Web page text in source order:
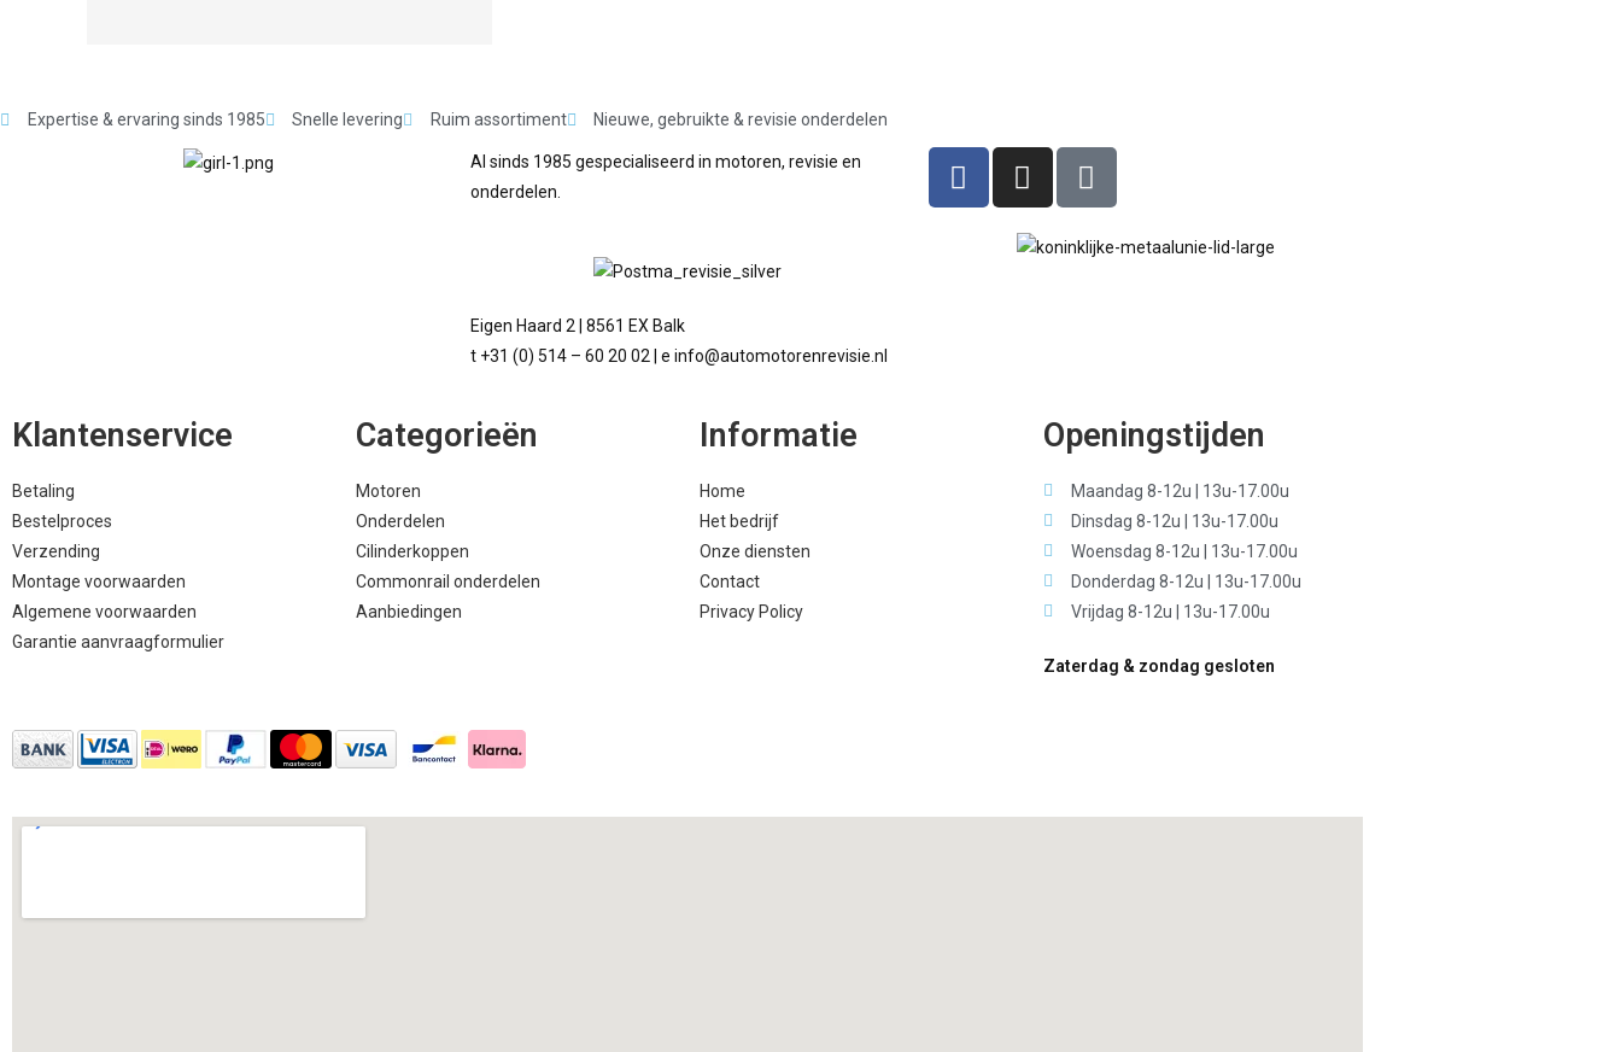
Expertise & ervaring sinds 1985 Snelle levering Ruim assortiment Nieuwe, gebruikte & revisie onderdelen
Al sinds 1985 gespecialiseerd in motoren, revisie en
onderdelen.
Eigen Haard 2 | 8561 EX Balk
t +31 (0) 514 – 60 20 02 | e info@automotorenrevisie.nl
Klantenservice
Betaling
Bestelproces
Verzending
Montage voorwaarden
Algemene voorwaarden
Garantie aanvraagformulier
Categorieën
Motoren
Onderdelen
Cilinderkoppen
Commonrail onderdelen
Aanbiedingen
Informatie
Home
Het bedrijf
Onze diensten
Contact
Privacy Policy
Openingstijden
Maandag 8-12u | 13u-17.00u
Dinsdag 8-12u | 13u-17.00u
Woensdag 8-12u | 13u-17.00u
Donderdag 8-12u | 13u-17.00u
Vrijdag 8-12u | 13u-17.00u
Zaterdag & zondag gesloten